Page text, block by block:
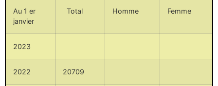
Au 1 er
janvier
Total Homme Femme
2023
2022 20709